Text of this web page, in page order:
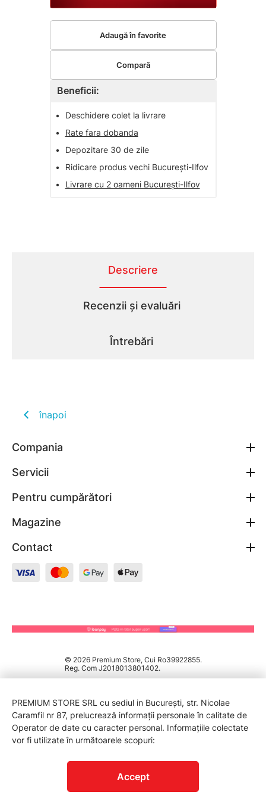
Beneficii:
•
Deschidere colet la livrare
•
Rate fara dobanda
•
Depozitare 30 de zile
•
Ridicare produs vechi București-Ilfov
•
Livrare cu 2 oameni București-Ilfov
Adaugă în favorite
Compară
Descriere
Recenzii și evaluări
Întrebări
înapoi
Compania
Servicii
Pentru cumpărători
Magazine
Contact
© 2026 Premium Store, Cui Ro39922855.
Reg. Com J2018013801402.
PREMIUM STORE SRL cu sediul in București, str. Nicolae
Caramfil nr 87, prelucrează informații personale în calitate de
Operator de date cu caracter personal. Informațiile colectate
vor fi utilizate în următoarele scopuri:
Accept